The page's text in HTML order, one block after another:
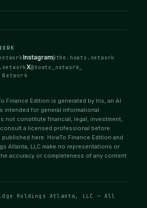
Instagram@the.howto.network
X@howto_network_
Network
Finance Edition is generated by Iris, an AI
intended for general informational
not constitute financial, legal, investment,
consult a licensed professional before
published here. HowTo Finance Edition and
Atlanta, LLC make no representations or
accuracy or completeness of any content
Holdings Atlanta, LLC — All